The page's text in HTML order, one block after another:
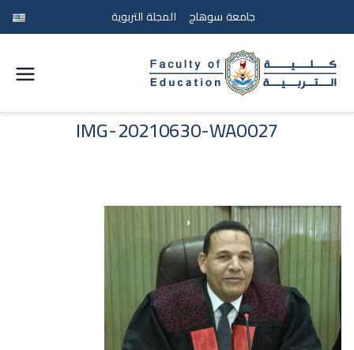
جامعة سوهاج المجلة التربوية
التربية
سوهاج
IMG-20210630-WA0027